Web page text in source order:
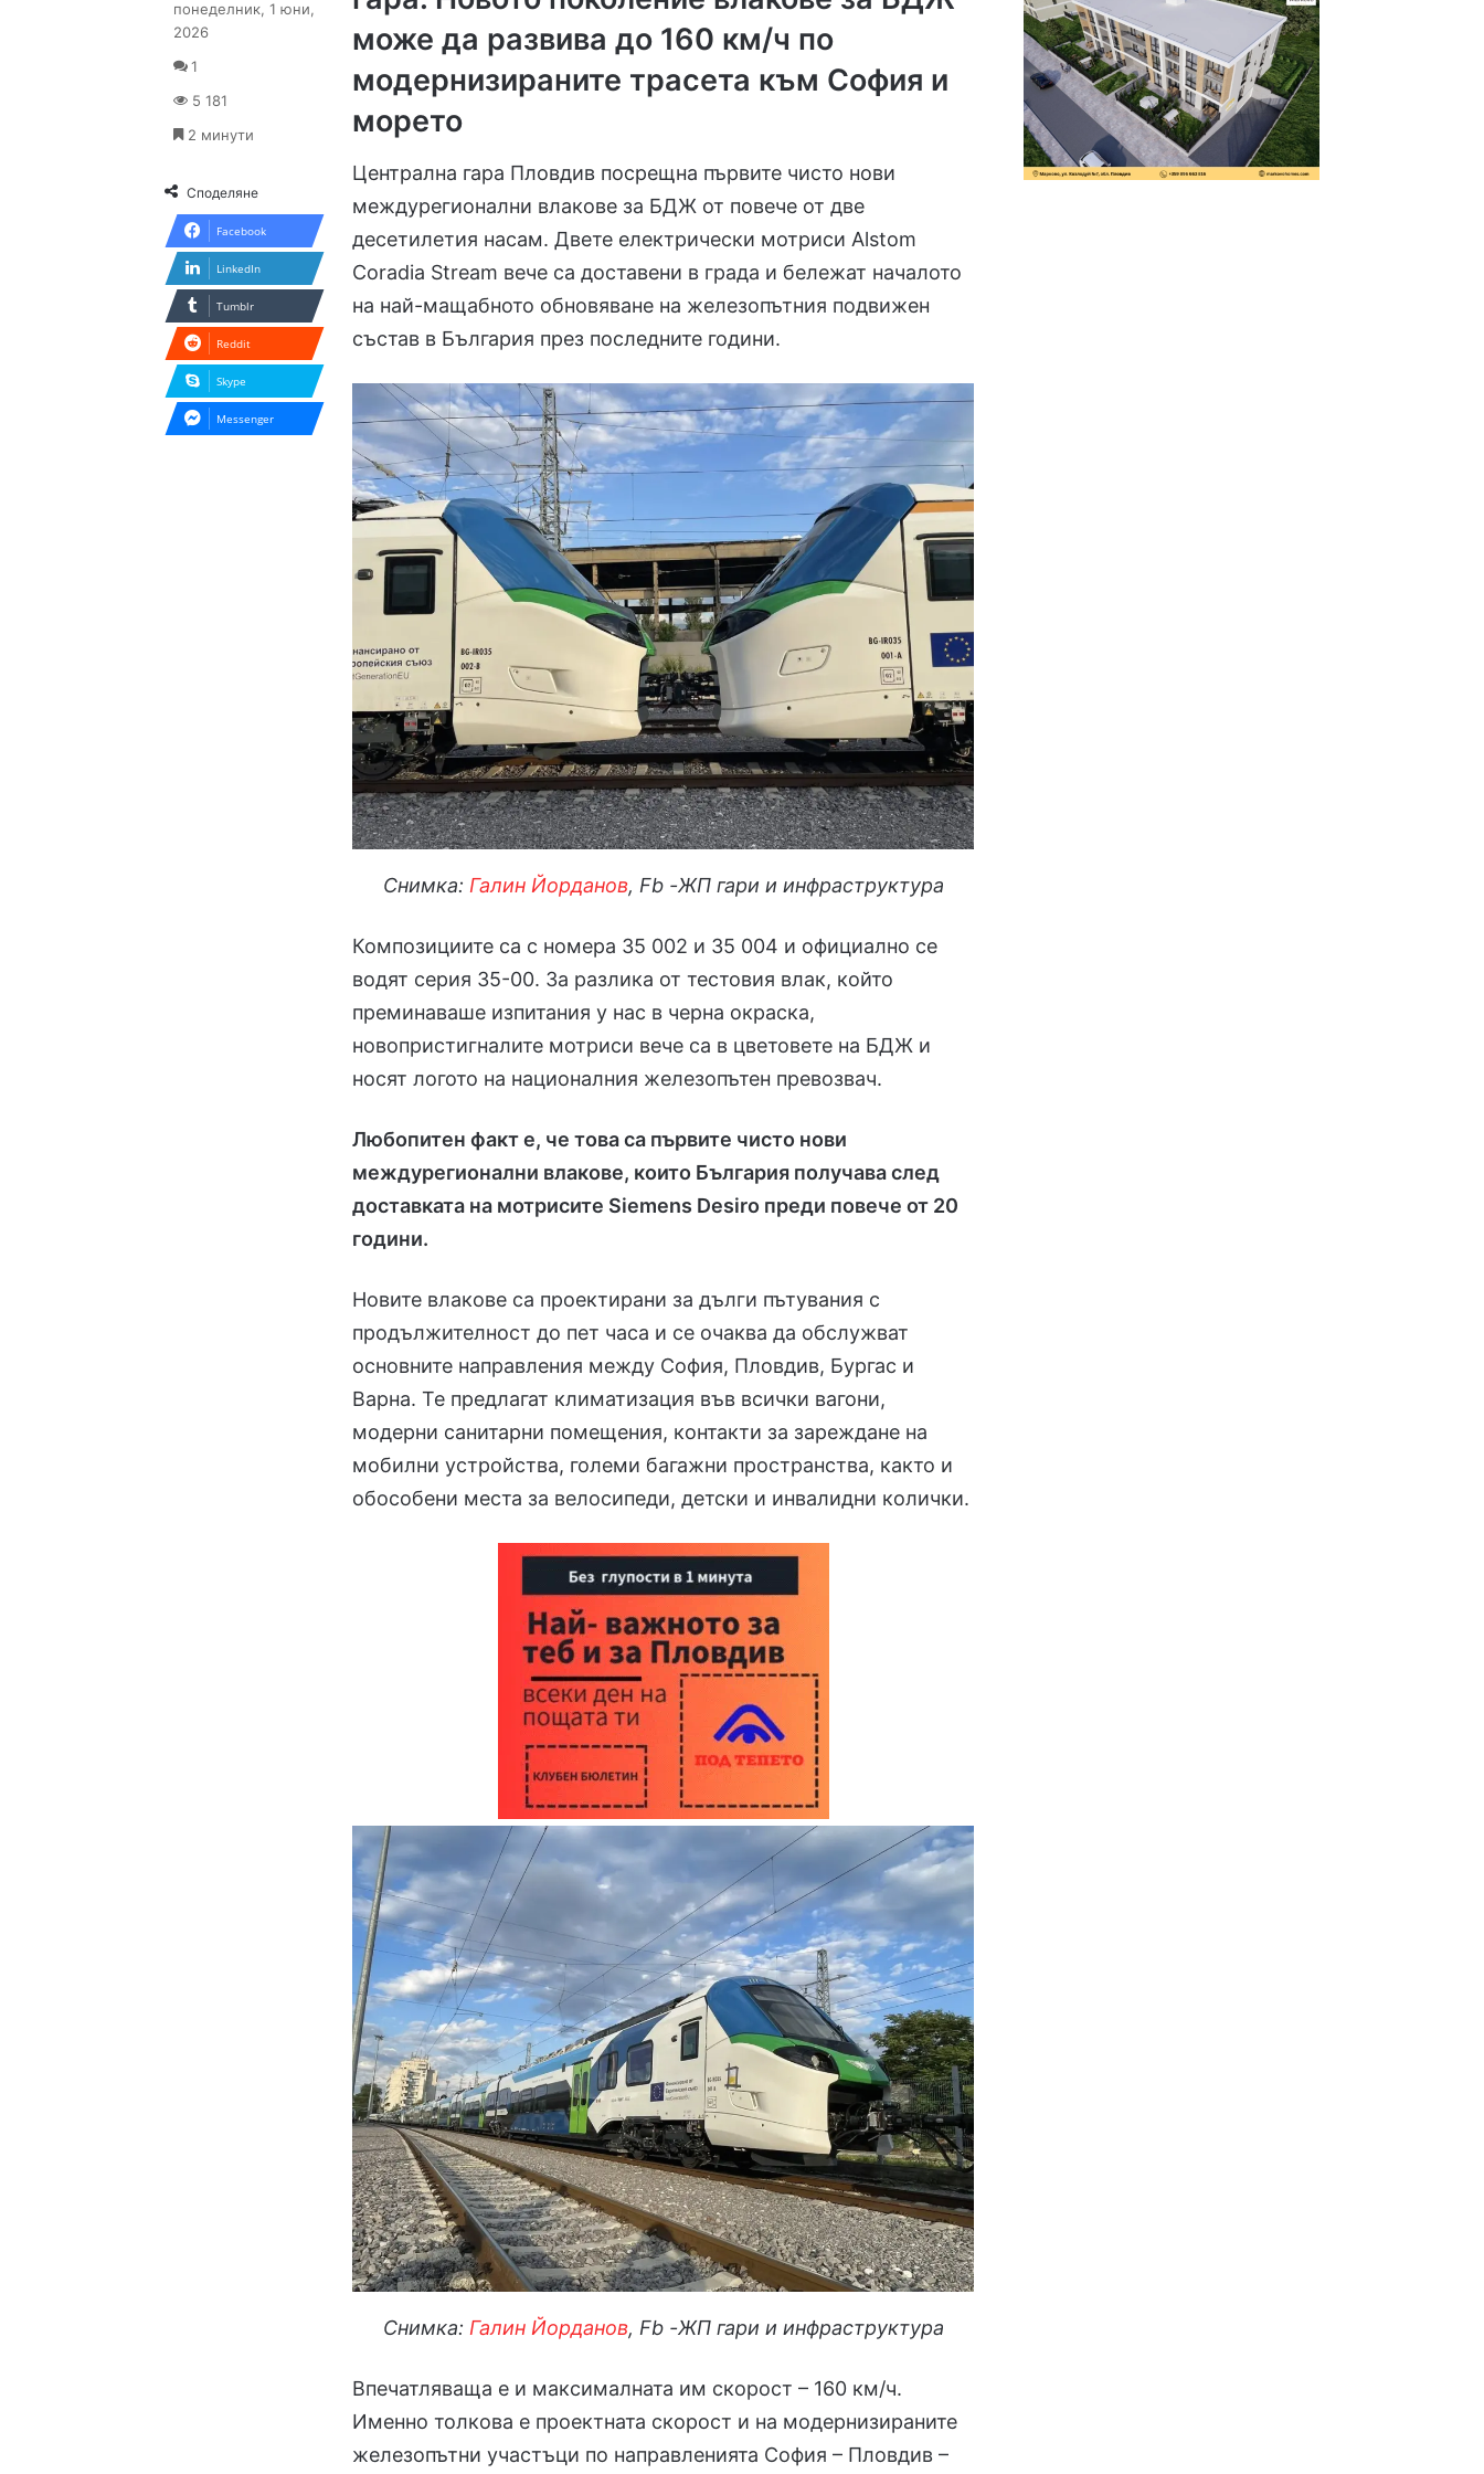
може да развива до 160 км/ч по
модернизираните трасета към София и
морето
Централна гара Пловдив посрещна първите чисто нови
междурегионални влакове за БДЖ от повече от две
десетилетия насам. Двете електрически мотриси Alstom
Coradia Stream вече са доставени в града и бележат началото
на най-мащабното обновяване на железопътния подвижен
състав в България през последните години.
Снимка: Галин Йорданов, Fb -ЖП гари и инфраструктура
Композициите са с номера 35 002 и 35 004 и официално се
водят серия 35-00. За разлика от тестовия влак, който
преминаваше изпитания у нас в черна окраска,
новопристигналите мотриси вече са в цветовете на БДЖ и
носят логото на националния железопътен превозвач.
Любопитен факт е, че това са първите чисто нови
междурегионални влакове, които България получава след
доставката на мотрисите Siemens Desiro преди повече от 20
години.
Новите влакове са проектирани за дълги пътувания с
продължителност до пет часа и се очаква да обслужват
основните направления между София, Пловдив, Бургас и
Варна. Те предлагат климатизация във всички вагони,
модерни санитарни помещения, контакти за зареждане на
мобилни устройства, големи багажни пространства, както и
обособени места за велосипеди, детски и инвалидни колички.
Снимка: Галин Йорданов, Fb -ЖП гари и инфраструктура
Впечатляваща е и максималната им скорост – 160 км/ч.
Именно толкова е проектната скорост и на модернизираните
железопътни участъци по направленията София – Пловдив –
понеделник, 1 юни,
2026
1
5 181
2 минути
Споделяне
Facebook
LinkedIn
Tumblr
Reddit
Skype
Messenger